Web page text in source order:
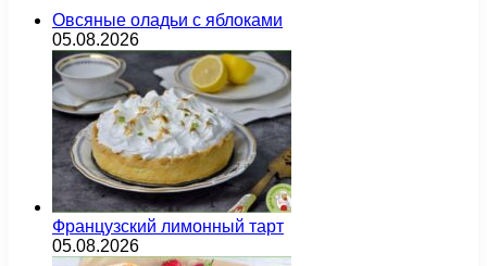
Овсяные оладьи с яблоками
05.08.2026
Французский лимонный тарт
05.08.2026